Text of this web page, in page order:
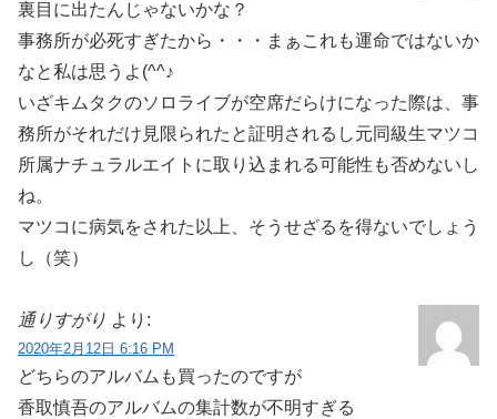
裏目に出たんじゃないかな？
事務所が必死すぎたから・・・まぁこれも運命ではないか
なと私は思うよ(^^♪
いざキムタクのソロライブが空席だらけになった際は、事
務所がそれだけ見限られたと証明されるし元同級生マツコ
所属ナチュラルエイトに取り込まれる可能性も否めないし
ね。
マツコに病気をされた以上、そうせざるを得ないでしょう
し（笑）
通りすがり より:
2020年2月12日 6:16 PM
どちらのアルバムも買ったのですが
香取慎吾のアルバムの集計数が不明すぎる